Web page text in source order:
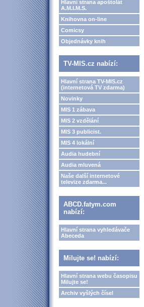
Hlavní strana apoštolát
A.M.I.M.S.
Knihovna on-line
Comicsy
Objednávky knih
TV-MIS.cz nabízí:
Hlavní strana TV-MIS.cz
(internetová TV zdarma)
Novinky
MIS 1 zábava
MIS 2 vzdělání
MIS 3 publicist.
MIS 4 lokální
Audia hudební
Audia mluvená
Naše další internetové
televize zdarma...
ABCD.fatym.com
nabízí:
Hlavní strana vyhledávače
Abeceda
Milujte se! nabízí:
Hlavní strana webu časopisu
Milujte se!
Archiv vyšlých čísel